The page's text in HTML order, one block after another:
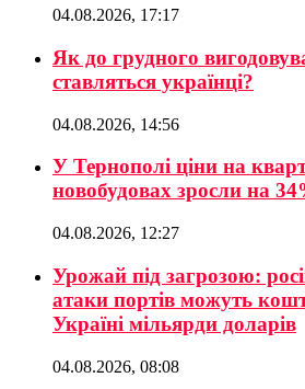
04.08.2026, 17:17
Як до грудного
ставляться українці?
04.08.2026, 14:56
У Тернополі ціни на
новобудовах зросли на
04.08.2026, 12:27
Урожай під загрозою:
атаки портів можуть
Україні мільярди доларів
04.08.2026, 08:08